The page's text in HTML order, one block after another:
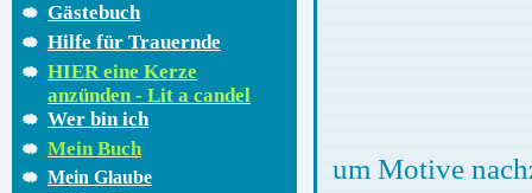
Gästebuch
Hilfe für Trauernde
HIER eine Kerze
anzünden - Lit a candel
Wer bin ich
Mein Buch
Mein Glaube
um Motive